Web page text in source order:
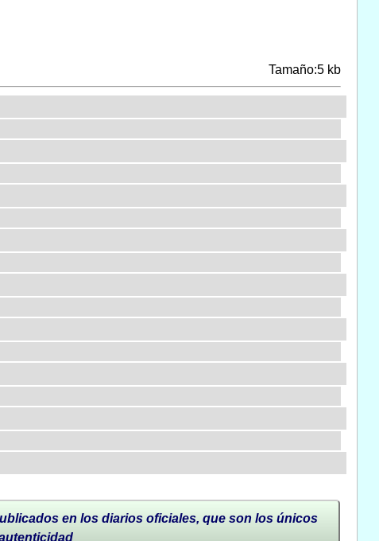
Tamaño:5 kb
en los diarios oficiales, que son los únicos